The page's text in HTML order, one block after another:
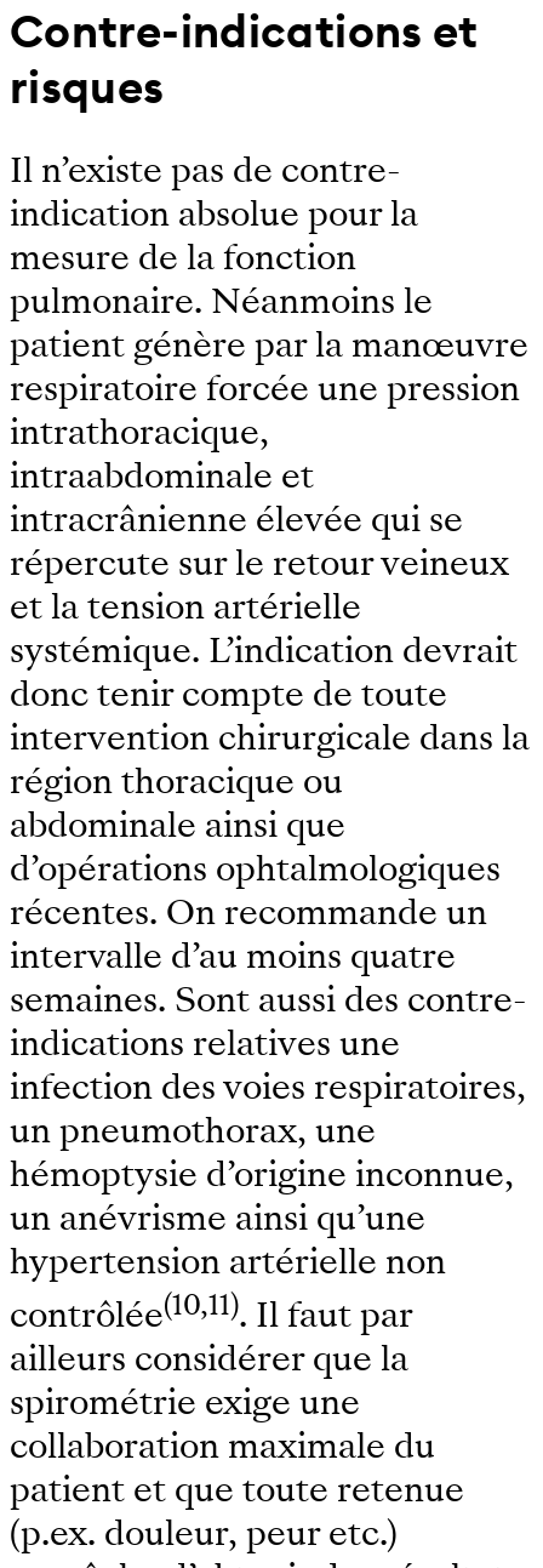
Contre-indications et
risques
Il n’existe pas de contre-
indication absolue pour la
mesure de la fonction
pulmonaire. Néanmoins le
patient génère par la manœuvre
respiratoire forcée une pression
intrathoracique,
intraabdominale et
intracrânienne élevée qui se
répercute sur le retour veineux
et la tension artérielle
systémique. L’indication devrait
donc tenir compte de toute
intervention chirurgicale dans la
région thoracique ou
abdominale ainsi que
d’opérations ophtalmologiques
récentes. On recommande un
intervalle d’au moins quatre
semaines. Sont aussi des contre-
indications relatives une
infection des voies respiratoires,
un pneumothorax, une
hémoptysie d’origine inconnue,
un anévrisme ainsi qu’une
hypertension artérielle non
contrôlée(10,11). Il faut par
ailleurs considérer que la
spirométrie exige une
collaboration maximale du
patient et que toute retenue
(p.ex. douleur, peur etc.)